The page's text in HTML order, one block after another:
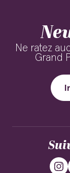
Ne ratez
Grand